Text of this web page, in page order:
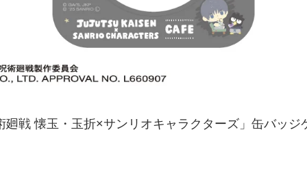
廻戦 懐玉・玉折×サンリオキャラクターズ」缶バッジ